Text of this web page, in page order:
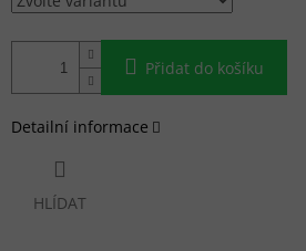
Přidat do košíku
Detailní informace
HLÍDAT